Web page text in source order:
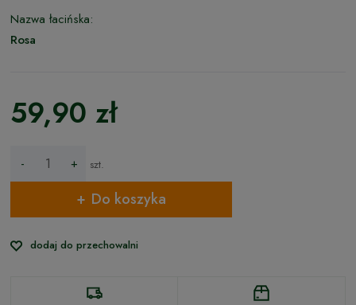
Nazwa łacińska:
Rosa
59,90 zł
- + szt.
Do koszyka
dodaj do przechowalni